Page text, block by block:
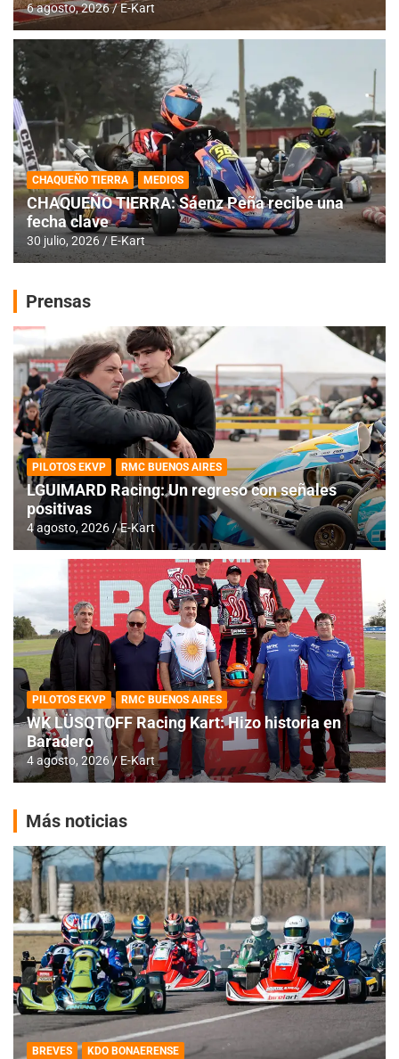
6 agosto, 2026 E-Kart
CHAQUEÑO TIERRA MEDIOS
CHAQUEÑO TIERRA: Sáenz Peña recibe una
fecha clave
30 julio, 2026 E-Kart
Prensas
PILOTOS EKVP RMC BUENOS AIRES
LGUIMARD Racing: Un regreso con señales
positivas
4 agosto, 2026 E-Kart
PILOTOS EKVP RMC BUENOS AIRES
WK LÜSQTOFF Racing Kart: Hizo historia en
Baradero
4 agosto, 2026 E-Kart
Más noticias
BREVES KDO BONAERENSE